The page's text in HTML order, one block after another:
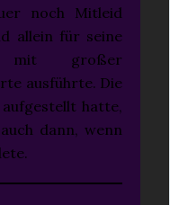
noch Mitleid
allein für seine
großer
ausführte. Die
hatte,
dann, wenn